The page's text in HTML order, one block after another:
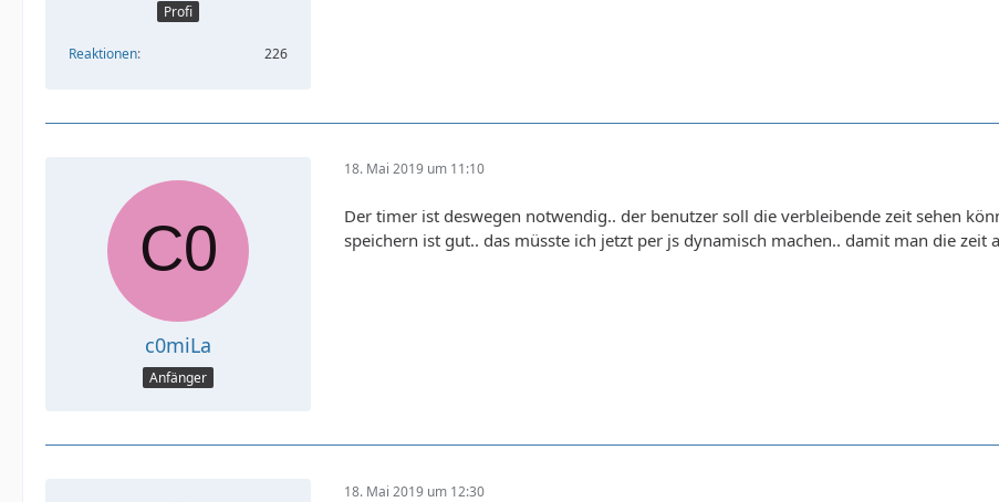
Profi
Reaktionen 226
c0miLa
Anfänger
18. Mai 2019 um 11:10
Der timer ist deswegen notwendig.. der benutzer soll die verbleibende zeit sehen
speichern ist gut.. das müsste ich jetzt per js dynamisch machen.. damit man die zeit
18. Mai 2019 um 12:30